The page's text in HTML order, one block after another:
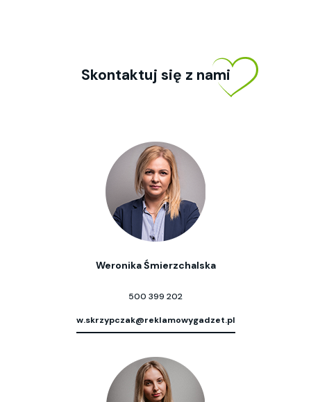
Skontaktuj się z nami
Weronika Śmierzchalska
500 399 202
w.skrzypczak@reklamowygadzet.pl